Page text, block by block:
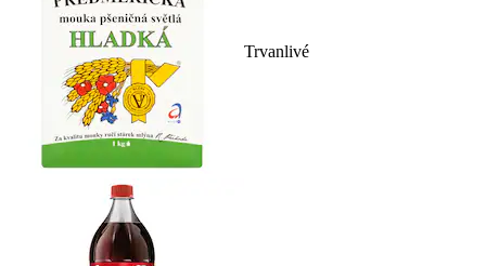
Trvanlivé